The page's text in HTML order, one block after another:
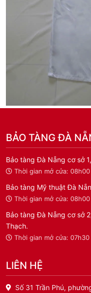
BẢO TÀNG ĐÀ
Bảo tàng Đà Nẵng cơ sở
Thời gian mở cửa:
Bảo tàng Mỹ thuật Đà
Thời gian mở cửa:
Bảo tàng Đà Nẵng cơ sở
Thạch.
Thời gian mở cửa:
LIÊN HỆ
Số 31 Trần Phú,